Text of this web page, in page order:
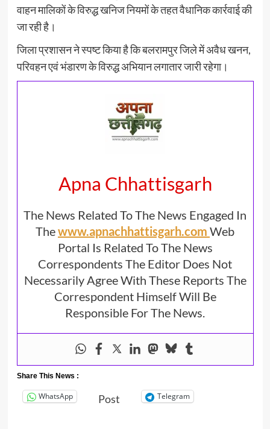
वाहन मालिकों के विरुद्ध खनिज नियमों के तहत वैधानिक कार्रवाई की
जा रही है।
जिला प्रशासन ने स्पष्ट किया है कि बलरामपुर जिले में अवैध खनन,
परिवहन एवं भंडारण के विरुद्ध अभियान लगातार जारी रहेगा।
Apna Chhattisgarh
The News Related To The News Engaged In
Thewww.apnachhattisgarh.com Web
Portal Is Related To The News
Correspondents The Editor Does Not
Necessarily Agree With These Reports The
Correspondent Himself Will Be
Responsible For The News.
Share This News :
WhatsApp Post Telegram